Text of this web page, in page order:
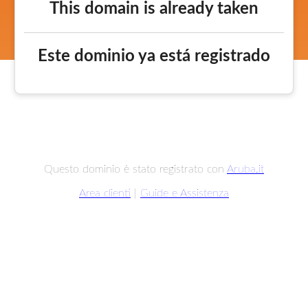
This domain is already taken
Este dominio ya está registrado
Questo dominio è stato registrato con Aruba.it
Area clienti Guide e Assistenza